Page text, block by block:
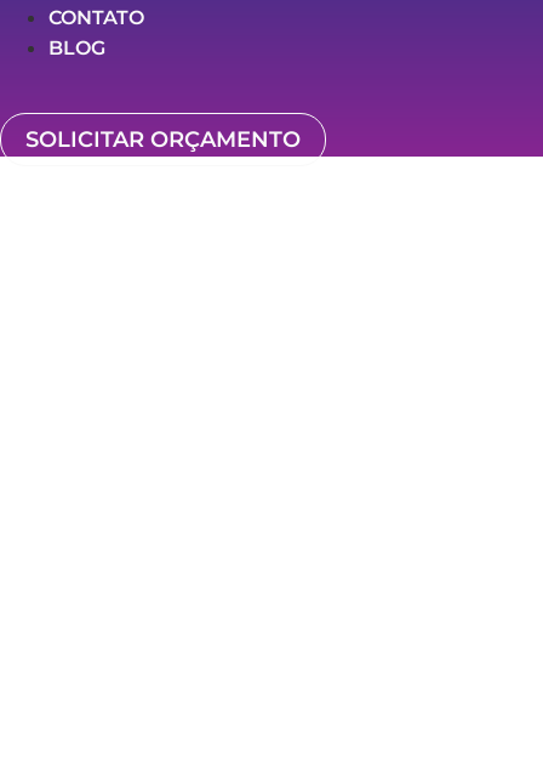
CONTATO
BLOG
SOLICITAR ORÇAMENTO